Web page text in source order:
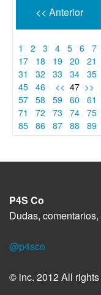
<< Anterior
1 2 3 4 5 6 7
17
18 19 20 21
31
32 33 34 35
45 46 << 47 >>
57 58 59 60 61
71
72 73 74 75
85 86 87 88 89
P4S Co
Dudas,
@p4sco
© inc. 2012 All rights